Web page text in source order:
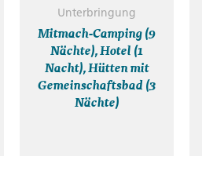
Unterbringung
Mitmach-Camping (9
Nächte), Hotel (1
Nacht), Hütten mit
Gemeinschaftsbad (3
Nächte)